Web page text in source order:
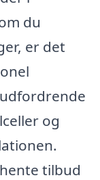
du
er det
og
tilbud